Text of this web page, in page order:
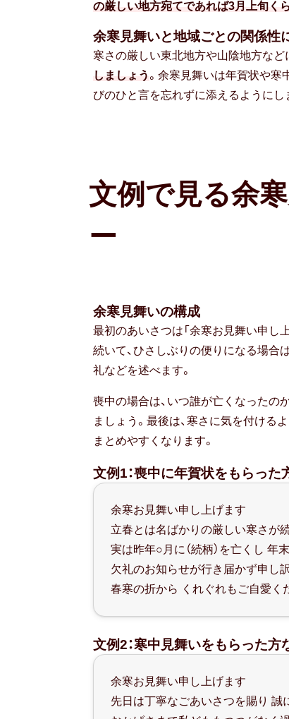
の厳しい地方宛てであれば3月上旬く
余寒見舞いと地域ごとの関係性
寒さの厳しい東北地方や山陰地方など
しましょう。余寒見舞いは年賀状や寒
びのひと言を忘れずに添えるようにし
文例で見る余
ー
余寒見舞いの構成
最初のあいさつは「余寒お見舞い申し
続いて、ひさしぶりの便りになる場合
礼などを述べます。
喪中の場合は、いつ誰が亡くなったの
ましょう。最後は、寒さに気を付ける
まとめやすくなります。
文例1：喪中に年賀状をもらった
余寒お見舞い申し上げます
立春とは名ばかりの厳しい寒さが
実は昨年○月に（続柄）を亡くし
欠礼のお知らせが行き届かず申し
春寒の折から くれぐれもご自愛く
文例2：寒中見舞いをもらった
余寒お見舞い申し上げます
先日は丁寧なごあいさつを賜り 誠